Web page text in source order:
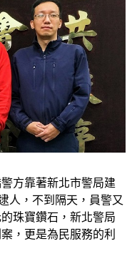
方靠著新北市警局建
人，不到隔天，員警又
珠寶鑽石，新北警局
，更是為民服務的利